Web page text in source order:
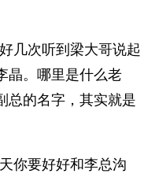
次听到梁大哥说起
晶。哪里是什么老
总的名字，其实就是
你要好好和李总沟